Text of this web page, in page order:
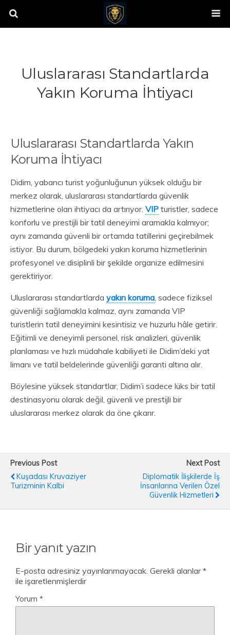
Uluslararası Standartlarda
Yakın Koruma İhtiyacı
Uluslararası Standartlarda Yakın
Koruma İhtiyacı
Didim, yabancı turist yoğunluğunun yüksek olduğu bir
merkez olarak, uluslararası standartlarda güvenlik
hizmetlerine olan ihtiyacı da artırıyor. VIP turistler, sadece
konforlu ve prestijli bir tatil deneyimi aramakla kalmıyor;
aynı zamanda güvenli bir ortamda tatillerini geçirebilmek
istiyor. Bu durum, bölgedeki yakın koruma hizmetlerinin
profesyonel ve disiplinli bir şekilde organize edilmesini
gerektiriyor.
Uluslararası standartlarda yakın koruma, sadece fiziksel
güvenliği sağlamakla kalmaz, aynı zamanda VIP
turistlerin tatil deneyimini kesintisiz ve huzurlu hâle getirir.
Eğitimli ve deneyimli personel, risk analizleri, güvenlik
planlaması ve hızlı müdahale kabiliyeti ile Didim’deki yat
limanı ve tatil beldelerinde güvenliği garanti altına alır.
Böylesine yüksek standartlar, Didim’i sadece lüks bir tatil
destinasyonu olarak değil, güvenli ve prestijli bir
uluslararası merkez olarak da öne çıkarır.
Previous Post
Kuşadası Kruvaziyer
Turizminin Kalbi
Next Post
Diplomatik İlişkilerde İş
İnsanlarına Verilen Özel
Güvenlik Hizmetleri
Bir yanıt yazın
E-posta adresiniz yayınlanmayacak. Gerekli alanlar*
ile işaretlenmişlerdir
Yorum *